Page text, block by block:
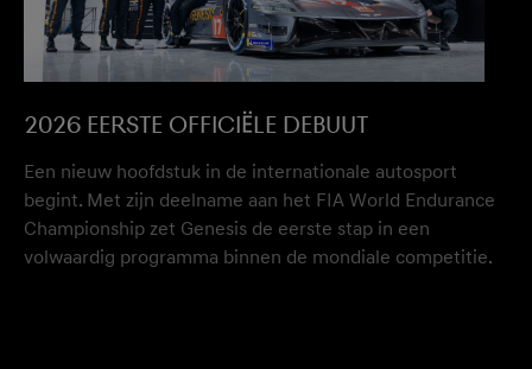
2026 Eerste officiële debuut
Een nieuw hoofdstuk in de internationale autosport
begint. Met zijn deelname aan het FIA World Endurance
Championship zet Genesis de eerste stap in een
volwaardig programma binnen de mondiale competitie.